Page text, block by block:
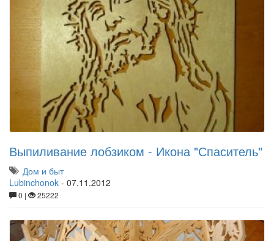
Выпиливание лобзиком - Икона "Спаситель"
Дом и быт
Lubinchonok - 07.11.2012
0 | 25222